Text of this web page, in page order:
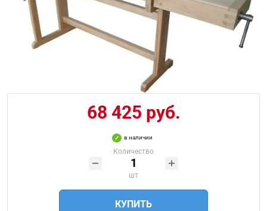
68 425 руб.
в наличии
Количество
шт
КУПИТЬ